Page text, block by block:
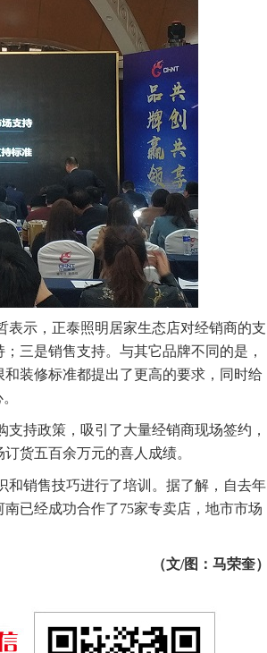
示，正泰照明居家生态店对经销商的支
三是销售支持。与其它品牌不同的是，
装修标准都提出了更高的要求，同时给
持政策，吸引了大量经销商现场签约，
货五百余万元的喜人成绩。
和销售技巧进行了培训。据了解，自去年
已经成功合作了75家专卖店，地市市场
（文/图：马荣奎）